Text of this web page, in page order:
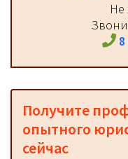
Не
Получите
опытного
сейчас